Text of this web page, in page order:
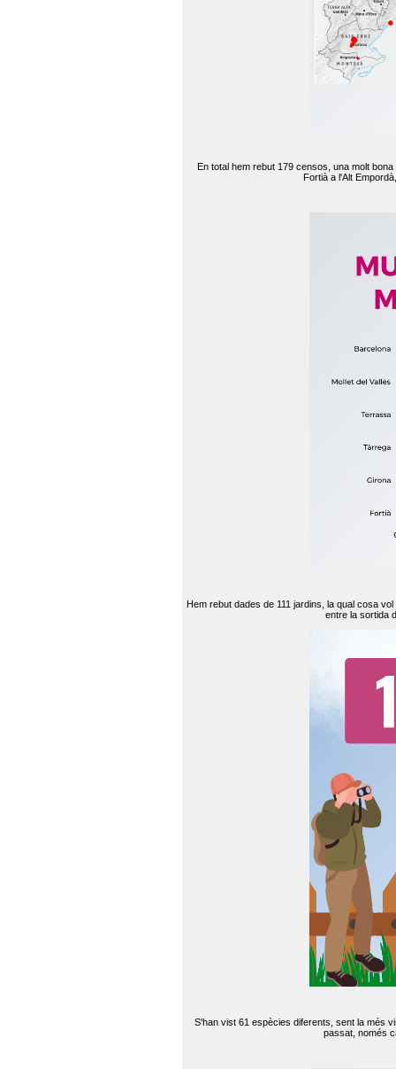
En total hem rebut 179 censos, una molt
Fortià a l'Alt
Hem rebut dades de 111 jardins, la qual cosa
entre la sortida
S'han vist 61 espècies diferents, sent la més
passat, només